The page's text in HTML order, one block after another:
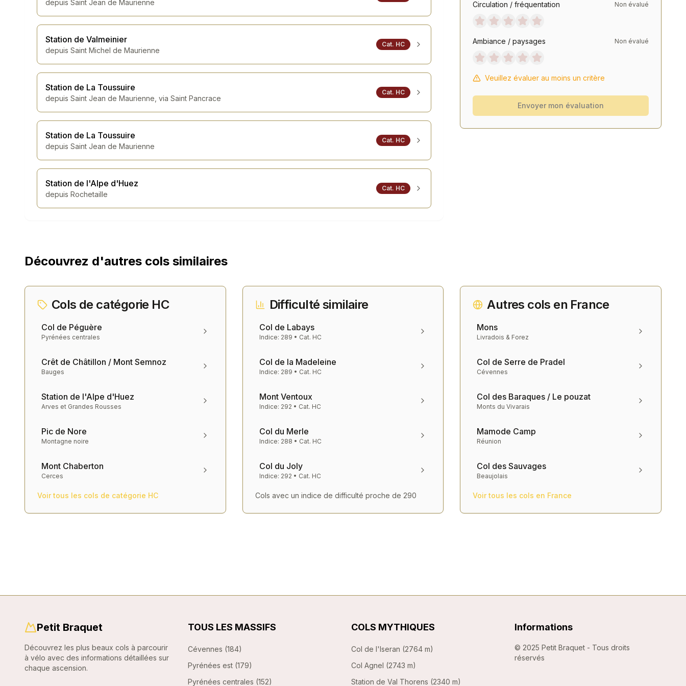
depuis Saint Jean de Maurienne
Station de Valmeinier
depuis Saint Michel de Maurienne
Cat. HC
Station de La Toussuire
depuis Saint Jean de Maurienne, via Saint Pancrace
Cat. HC
Station de La Toussuire
depuis Saint Jean de Maurienne
Cat. HC
Station de l'Alpe d'Huez
depuis Rochetaille
Cat. HC
Circulation / fréquentation Non évalué
Ambiance / paysages Non évalué
Veuillez évaluer au moins un critère
Envoyer mon évaluation
Découvrez d'autres cols similaires
Cols de catégorie HC
Col de Péguère
Pyrénées centrales
Crêt de Châtillon / Mont Semnoz
Bauges
Station de l'Alpe d'Huez
Arves et Grandes Rousses
Pic de Nore
Montagne noire
Mont Chaberton
Cerces
Voir tous les cols de catégorie HC
Difficulté similaire
Col de Labays
Indice: 289 • Cat. HC
Col de la Madeleine
Indice: 289 • Cat. HC
Mont Ventoux
Indice: 292 • Cat. HC
Col du Merle
Indice: 288 • Cat. HC
Col du Joly
Indice: 292 • Cat. HC
Cols avec un indice de difficulté proche de 290
Autres cols en France
Mons
Livradois & Forez
Col de Serre de Pradel
Cévennes
Col des Baraques / Le pouzat
Monts du Vivarais
Mamode Camp
Réunion
Col des Sauvages
Beaujolais
Voir tous les cols en France
Petit Braquet
Découvrez les plus beaux cols à parcourir
à vélo avec des informations détaillées sur
chaque ascension.
TOUS LES MASSIFS
Cévennes (184)
Pyrénées est (179)
Pyrénées centrales (152)
COLS MYTHIQUES
Col de l'Iseran (2764 m)
Col Agnel (2743 m)
Station de Val Thorens (2340 m)
Informations
© 2025 Petit Braquet - Tous droits
réservés